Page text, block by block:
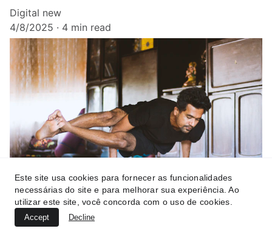
Digital new
4/8/2025
4 min read
TREINAMENTO FÍSICO
Treinamento físico para iniciantes
Este site usa cookies para fornecer as funcionalidades
necessárias do site e para melhorar sua experiência. Ao
utilizar este site, você concorda com o uso de cookies.
Accept Decline